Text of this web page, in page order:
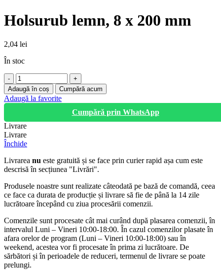
Holsurub lemn, 8 x 200 mm
2,04 lei
În stoc
Cantitate
Holsurub
lemn,
8
200
mm
Adaugă în coș Cumpără acum
Adaugă la favorite
Cumpără prin WhatsApp
Livrare
Livrare
Închide
Livrarea nu este gratuită și se face prin curier rapid așa cum este
descrisă în secțiunea "Livrări".
Produsele noastre sunt realizate câteodată pe bază de comandă, ceea
ce face ca durata de producție și livrare să fie de până la 14 zile
lucrătoare începând cu ziua procesării comenzii.
Comenzile sunt procesate cât mai curând după plasarea comenzii, în
intervalul Luni – Vineri 10:00-18:00. În cazul comenzilor plasate în
afara orelor de program (Luni – Vineri 10:00-18:00) sau în
weekend, acestea vor fi procesate în prima zi lucrătoare. De
sărbători și în perioadele de reduceri, termenul de livrare se poate
prelungi.